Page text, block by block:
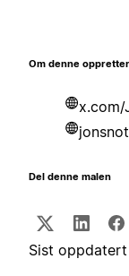
Om denne
Del denne malen
Sist